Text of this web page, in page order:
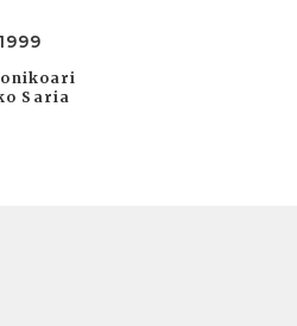
Saria